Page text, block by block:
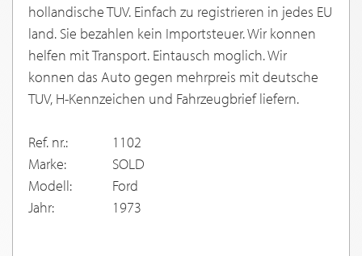
hollandische TUV. Einfach zu registrieren in jedes EU
land. Sie bezahlen kein Importsteuer. Wir konnen
helfen mit Transport. Eintausch moglich. Wir
konnen das Auto gegen mehrpreis mit deutsche
TUV, H-Kennzeichen und Fahrzeugbrief liefern.
Ref. nr.:
1102
Marke:
SOLD
Modell:
Ford
Jahr:
1973